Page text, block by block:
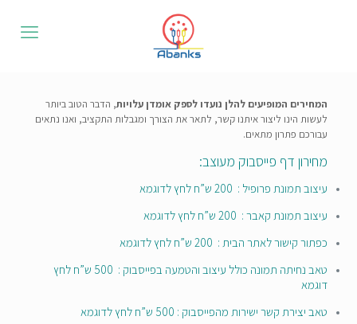
המחירים המופיעים להלן נועדו לספק אומדן עלויות, הדבר הטוב ביותר
לעשות הינו ליצור איתנו קשר, לתאר את הצורך ומגבלות התקציב, ואנו נתאים
עבורכם פתרון מתאים.
מחירון דף פייסבוק מעוצב:
עיצוב תמונת פרופיל : 200 ש”ח לחץ לדוגמא
עיצוב תמונת קאבר : 200 ש”ח לחץ לדוגמא
כפתור קישור לאתר הבית : 200 ש”ח לחץ לדוגמא
טאב נחיתה תמונה כולל עיצוב והטמעה בפייסבוק : 500 ש”ח לחץ
דוגמא
טאב יצירת קשר ישירות מהפייסבוק : 500 ש”ח לחץ לדוגמא